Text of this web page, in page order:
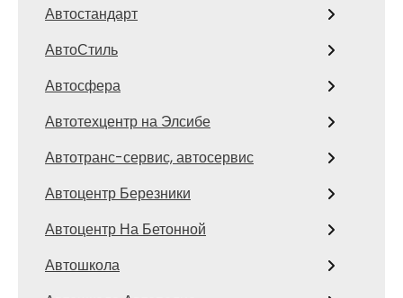
Автостандарт
АвтоСтиль
Автосфера
Автотехцентр на Элсибе
Автотранс-сервис, автосервис
Автоцентр Березники
Автоцентр На Бетонной
Автошкола